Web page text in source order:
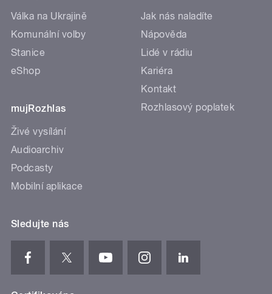
Válka na Ukrajině
Komunální volby
Stanice
eShop
mujRozhlas
Živé vysílání
Audioarchiv
Podcasty
Mobilní aplikace
Jak nás naladíte
Nápověda
Lidé v rádiu
Kariéra
Kontakt
Rozhlasový poplatek
Sledujte nás